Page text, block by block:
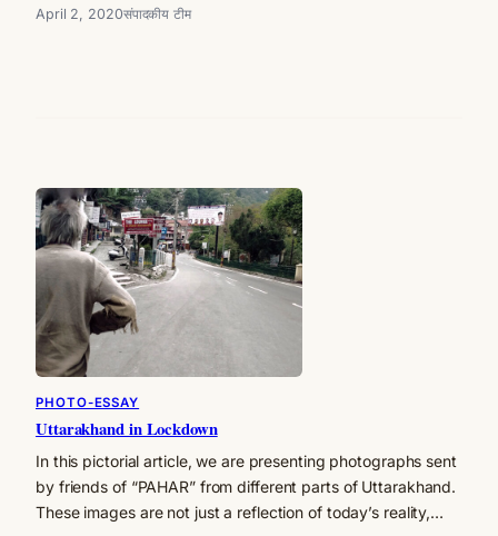
April 2, 2020संपादकीय टीम
PHOTO-ESSAY
Uttarakhand in Lockdown
In this pictorial article, we are presenting photographs sent
by friends of “PAHAR” from different parts of Uttarakhand.
These images are not just a reflection of today’s reality,…